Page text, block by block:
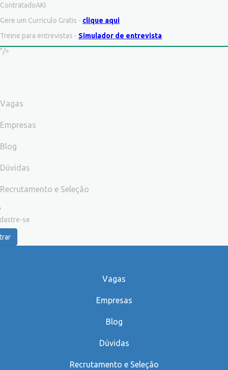
ContratadoAKI
Gere um Curriculo Gratis - clique aqui
Treine para entrevistas - Simulador de entrevista
"/>
Vagas
Empresas
Blog
Dúvidas
Recrutamento e Seleção
se
Vagas
Empresas
Blog
Dúvidas
Recrutamento e Seleção